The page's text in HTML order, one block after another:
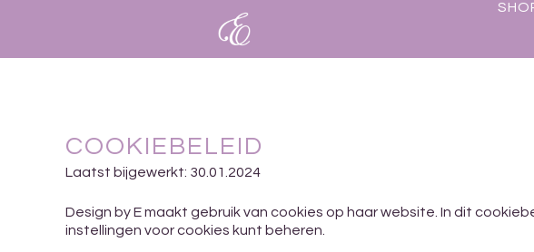
COOKIEBELEID
Laatst bijgewerkt: 30.01.2024
Design by E maakt gebruik van cookies op haar website. In dit
instellingen voor cookies kunt beheren.